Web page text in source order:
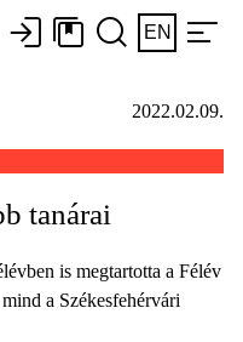
EN
2022.02.09.
tanárai
is megtartotta a Félév
a Székesfehérvári